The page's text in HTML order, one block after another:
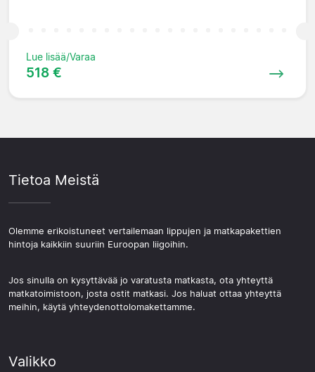
Lue lisää/Varaa
518 €
Tietoa Meistä
Olemme erikoistuneet vertailemaan lippujen ja matkapakettien
hintoja kaikkiin suuriin Euroopan liigoihin.
Jos sinulla on kysyttävää jo varatusta matkasta, ota yhteyttä
matkatoimistoon, josta ostit matkasi. Jos haluat ottaa yhteyttä
meihin, käytä yhteydenottolomakettamme.
Valikko